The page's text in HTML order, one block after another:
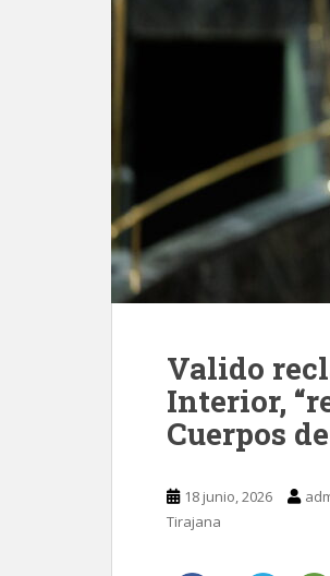
Valido
Interior,
Cuerpos
18 junio, 2026
Tirajana